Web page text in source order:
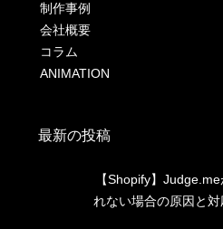
制作事例
会社概要
コラム
ANIMATION
最新の投稿
【Shopify】
れない場合の原因と対